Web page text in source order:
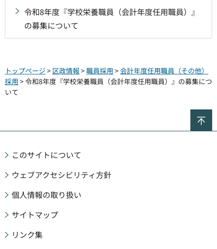
令和8年度『学校栄養職員（会計年度任用職員）』
の募集について
トップページ > 区政情報 >職員採用 >会計年度任用職員（その他）
採用 > 令和8年度『学校栄養職員（会計年度任用職員）』の募集につ
いて
このサイトについて
ウェブアクセシビリティ方針
個人情報の取り扱い
サイトマップ
リンク集